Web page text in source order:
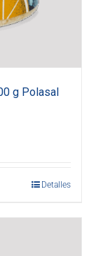
g Polasal
Detalles